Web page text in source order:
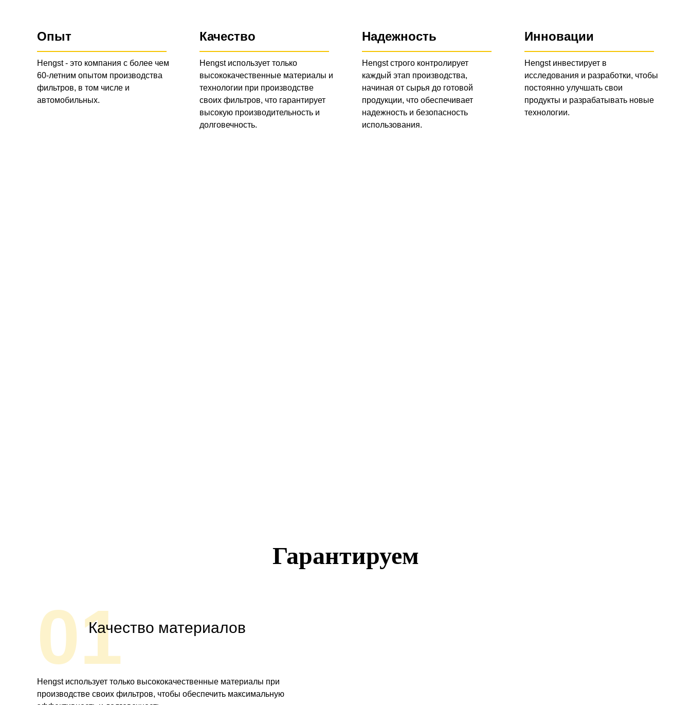
Опыт
Hengst - это компания с более чем
60-летним опытом производства
фильтров, в том числе и
автомобильных.
Качество Надежность
Hengst использует только
высококачественные материалы и
технологии при производстве
своих фильтров, что гарантирует
высокую производительность и
долговечность.
Инновации
Hengst строго контролирует
каждый этап производства,
начиная от сырья до готовой
продукции, что обеспечивает
надежность и безопасность
использования.
Hengst инвестирует в
исследования и разработки, чтобы
постоянно улучшать свои
продукты и разрабатывать новые
технологии.
Гарантируем
01Качество материалов
Hengst использует только высококачественные материалы при
производстве своих фильтров, чтобы обеспечить максимальную